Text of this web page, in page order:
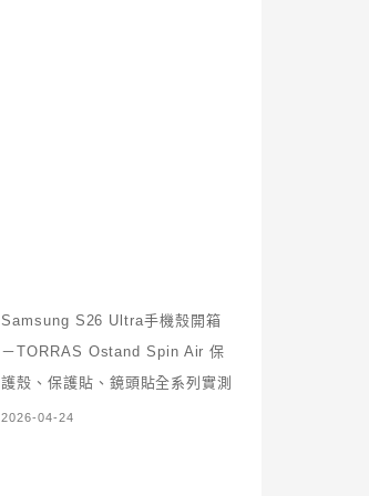
Samsung S26 Ultra手機殼開箱
－TORRAS Ostand Spin Air 保
護殼、保護貼、鏡頭貼全系列實測
2026-04-24